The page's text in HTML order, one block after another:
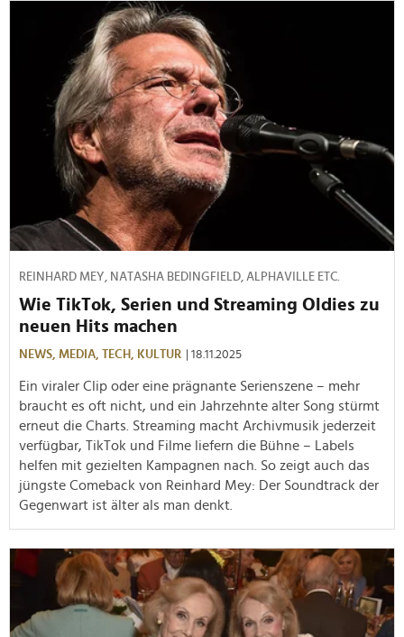
REINHARD MEY, NATASHA BEDINGFIELD, ALPHAVILLE ETC.
Wie TikTok, Serien und Streaming Oldies zu
neuen Hits machen
NEWS, MEDIA, TECH, KULTUR | 18.11.2025
Ein viraler Clip oder eine prägnante Serienszene – mehr
braucht es oft nicht, und ein Jahrzehnte alter Song stürmt
erneut die Charts. Streaming macht Archivmusik jederzeit
verfügbar, TikTok und Filme liefern die Bühne – Labels
helfen mit gezielten Kampagnen nach. So zeigt auch das
jüngste Comeback von Reinhard Mey: Der Soundtrack der
Gegenwart ist älter als man denkt.